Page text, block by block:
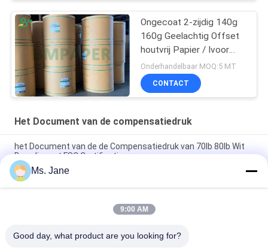
Ongecoat 2-zijdig 140g
160g Geelachtig Offset
houtvrij Papier / Ivoor
boekpapier
Onderhandelbaar MOQ:5 MT
CONTACT
Het Document van de compensatiedruk
het Document van de de Compensatiedruk van 70lb 80lb Wit
Broodje met FSC Certificatie
Grootte 650/800mm Hoge Stijfheid en Mechanisch de
Drukdocument van de Sterktecompensatie in Broodje
Het witte Niet beklede Woodfree-Document van de
Ms. Jane
9:00 AM
Good day, what product are you looking for?